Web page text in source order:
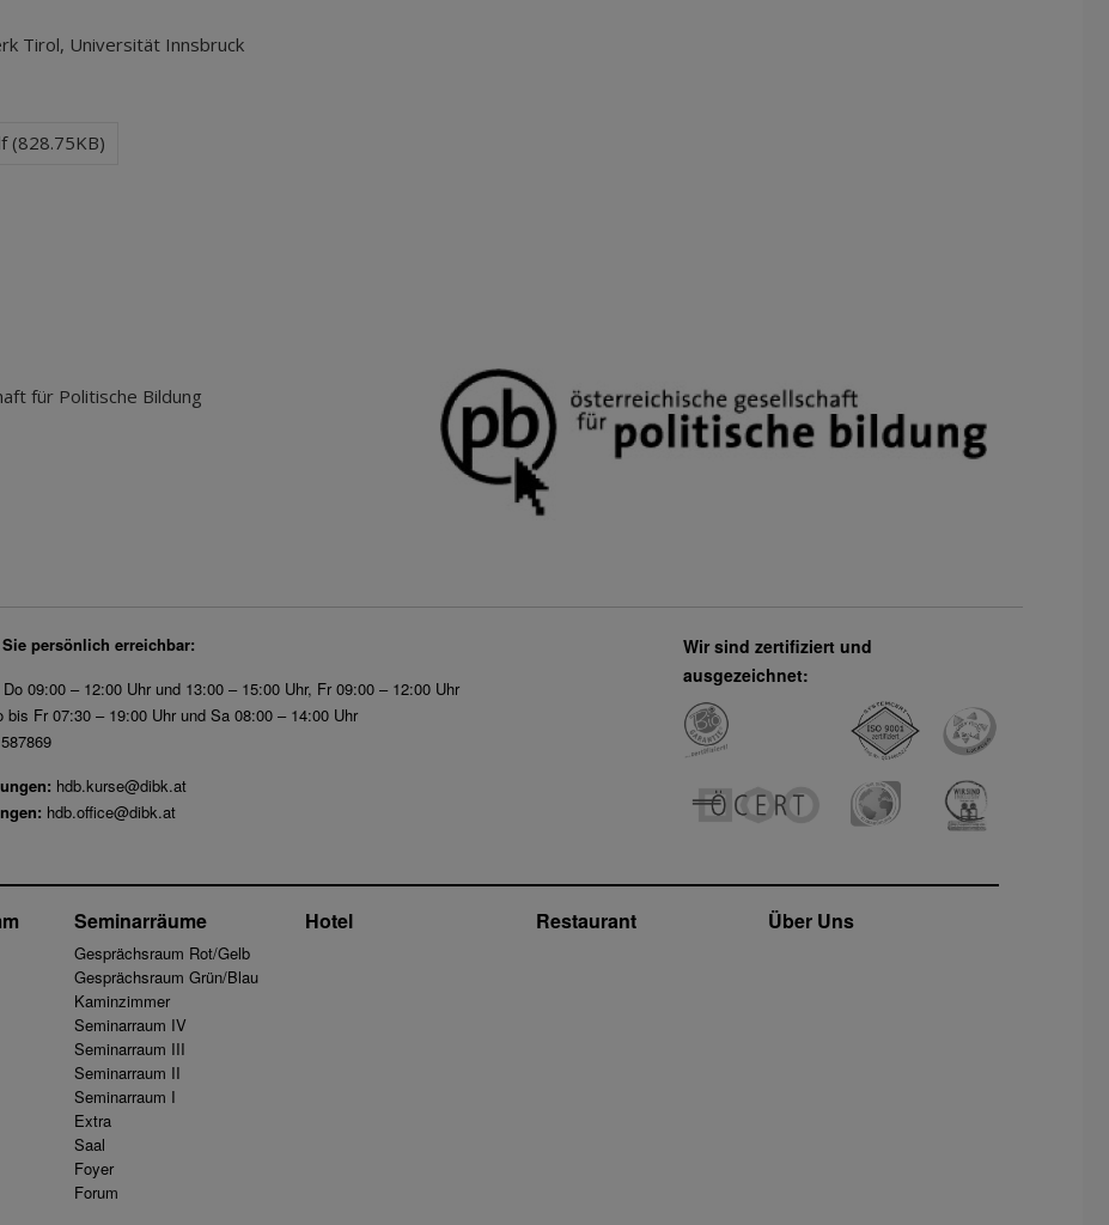
Tirol, Universität Innsbruck
(828.75KB)
für Politische Bildung
persönlich erreichbar:
09:00 – 12:00 Uhr und 13:00 – 15:00 Uhr, Fr 09:00 – 12:00 Uhr
bis Fr 07:30 – 19:00 Uhr und Sa 08:00 – 14:00 Uhr
hdb.kurse@dibk.at
hdb.office@dibk.at
Wir sind zertifiziert und
ausgezeichnet:
Seminarräume
Gesprächsraum Rot/Gelb
Gesprächsraum Grün/Blau
Kaminzimmer
Seminarraum IV
Seminarraum III
Seminarraum II
Seminarraum I
Extra
Saal
Foyer
Forum
Hotel Restaurant Über Uns